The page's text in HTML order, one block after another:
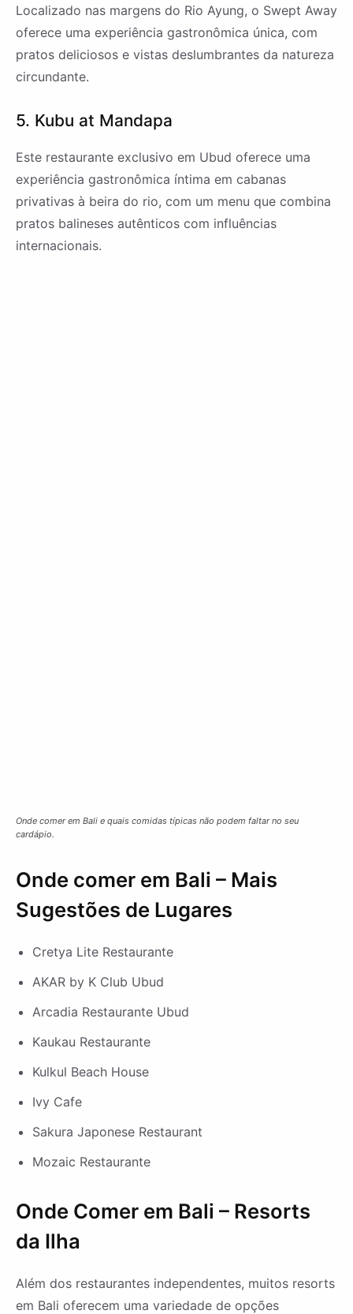
Localizado nas margens do Rio Ayung, o Swept Away
oferece uma experiência gastronômica única, com
pratos deliciosos e vistas deslumbrantes da natureza
circundante.
5. Kubu at Mandapa
Este restaurante exclusivo em Ubud oferece uma
experiência gastronômica íntima em cabanas
privativas à beira do rio, com um menu que combina
pratos balineses autênticos com influências
internacionais.
Onde comer em Bali e quais comidas típicas não podem faltar no seu
cardápio.
Onde comer em Bali – Mais
Sugestões de Lugares
Cretya Lite Restaurante
AKAR by K Club Ubud
Arcadia Restaurante Ubud
Kaukau Restaurante
Kulkul Beach House
Ivy Cafe
Sakura Japonese Restaurant
Mozaic Restaurante
Onde Comer em Bali – Resorts
da Ilha
Além dos restaurantes independentes, muitos resorts
em Bali oferecem uma variedade de opções